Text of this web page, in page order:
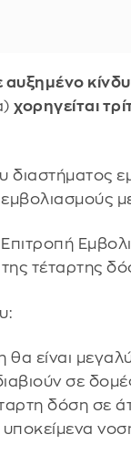
αυξημένο
χορηγείται
διαστήματος
τέταρτης
είναι
σε
δόση σε